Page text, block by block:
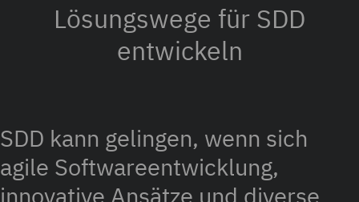
Lösungswege für SDD
entwickeln
SDD kann gelingen, wenn sich
agile Softwareentwicklung,
innovative Ansätze und diverse